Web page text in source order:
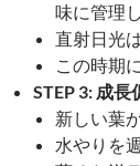
味に管理
直射日光
この時期
STEP 3: 成長
新しい葉
水やりを